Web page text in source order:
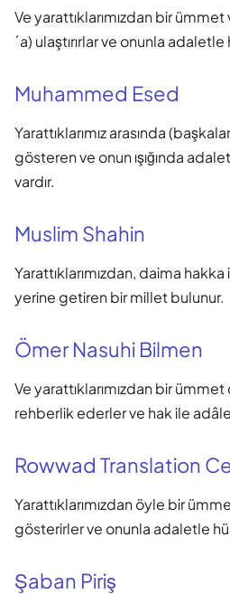
Ve yarattıklarımızdan bir ümmet
´a) ulaştırırlar ve onunla
Muhammed Esed
Yarattıklarımız arasında
gösteren ve onun ışığında
vardır.
Muslim Shahin
Yarattıklarımızdan, daima
yerine getiren bir millet bulunur.
Ömer Nasuhi Bilmen
Ve yarattıklarımızdan bir
rehberlik ederler ve hak ile
Rowwad Translation
Yarattıklarımızdan öyle bir
gösterirler ve onunla adaletle
Şaban Piriş